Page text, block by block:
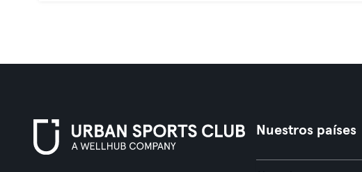
Nuestros países